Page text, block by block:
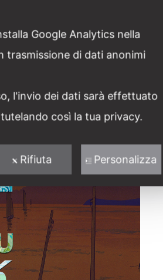
Nouveau in Italia
Art Nouveau Week: quasi 820
di un
Google Analytics nella
trasmissione di dati anonimi
l'invio dei dati sarà effettuato
così la tua privacy.
Rifiuta Personalizza